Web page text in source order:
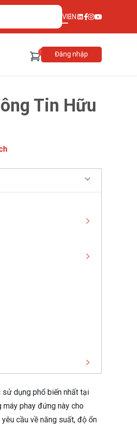
VIEN
0 Đăng nhập
Tin Hữu
dụng phổ biến nhất tại
máy phay đứng này cho
cầu về năng suất, độ ổn